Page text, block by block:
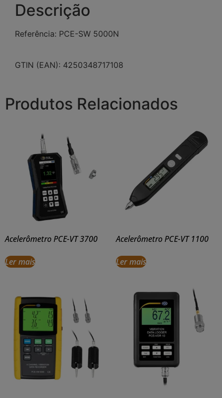
Descrição
Referência: PCE-SW 5000N
GTIN (EAN): 4250348717108
Produtos Relacionados
Acelerômetro PCE-VT 3700
Ler mais
Acelerômetro PCE-VT 1100
Ler mais